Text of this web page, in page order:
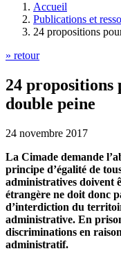
Accueil
Publications et
24 propositions
» retour
24
double peine
24 novembre 2017
La Cimade demande
principe d’égalité de
administratives doivent
étrangère ne doit donc
d’interdiction du
administrative. En
discriminations en
administratif.